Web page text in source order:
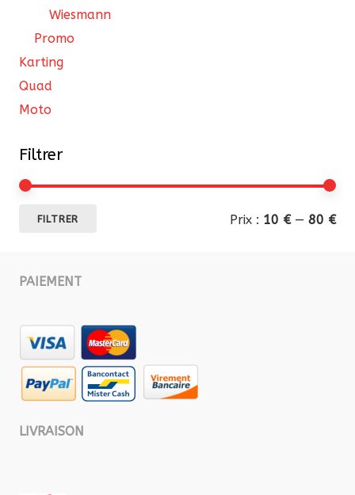
Wiesmann
Promo
Karting
Quad
Moto
Filtrer
FILTRER Prix : 10 €— 80 €
PAIEMENT
LIVRAISON